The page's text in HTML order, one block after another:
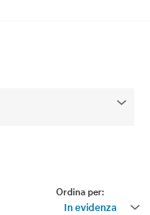
Ordina per:
In evidenza